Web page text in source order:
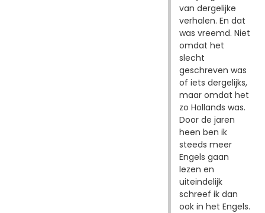
van dergelijke
verhalen. En dat
was vreemd. Niet
omdat het
slecht
geschreven was
of iets dergelijks,
maar omdat het
zo Hollands was.
Door de jaren
heen ben ik
steeds meer
Engels gaan
lezen en
uiteindelijk
schreef ik dan
ook in het Engels.